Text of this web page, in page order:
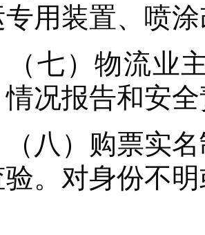
用装置、喷
）物流业主
况报告和安
）购票实名
。对身份不